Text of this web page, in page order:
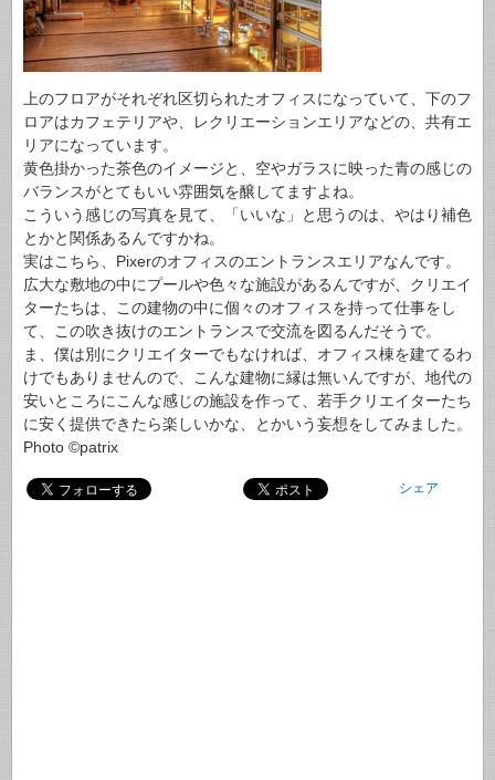
上のフロアがそれぞれ区切られたオフィスになっていて、下のフ
ロアはカフェテリアや、レクリエーションエリアなどの、共有エ
リアになっています。
黄色掛かった茶色のイメージと、空やガラスに映った青の感じの
バランスがとてもいい雰囲気を醸してますよね。
こういう感じの写真を見て、「いいな」と思うのは、やはり補色
とかと関係あるんですかね。
実はこちら、Pixerのオフィスのエントランスエリアなんです。
広大な敷地の中にプールや色々な施設があるんですが、クリエイ
ターたちは、この建物の中に個々のオフィスを持って仕事をし
て、この吹き抜けのエントランスで交流を図るんだそうで。
ま、僕は別にクリエイターでもなければ、オフィス棟を建てるわ
けでもありませんので、こんな建物に縁は無いんですが、地代の
安いところにこんな感じの施設を作って、若手クリエイターたち
に安く提供できたら楽しいかな、とかいう妄想をしてみました。
Photo ©patrix
シェア